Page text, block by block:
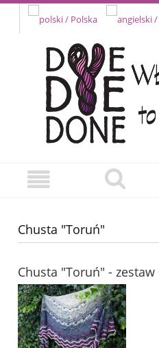
Chusta "Toruń"
Chusta "Toruń" - zestaw